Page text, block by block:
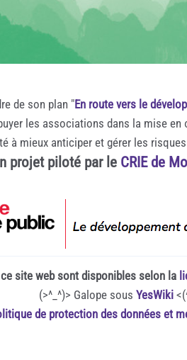
de son plan "En route vers le
les associations dans la mise
à mieux anticiper et gérer les
projet piloté par le CRIE de
site web sont disponibles selon la
(>^_^)> Galope sous YesWiki
de protection des données et